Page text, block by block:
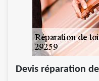
Devis réparation